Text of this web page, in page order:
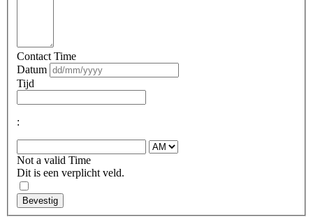
Contact Time
Datum
Tijd
:
Not a valid Time
Dit is een verplicht veld.
Bevestig